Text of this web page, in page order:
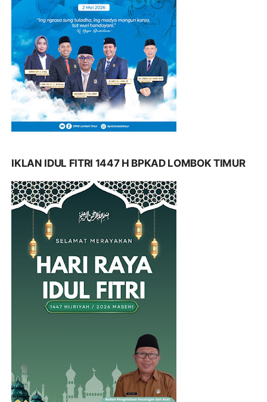
IKLAN IDUL FITRI 1447 H BPKAD LOMBOK TIMUR